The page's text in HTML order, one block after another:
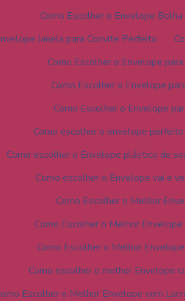
Como Escolher o Envelope
Janela para Convite Perfeito
Como Escolher o Envelope
Como Escolher o Envelope
Como Escolher o Envelope
Como escolher o envelope
Como escolher o Envelope plástico de
Como escolher o Envelope vai e
Como Escolher o Melhor
Como Escolher o Melhor
Como Escolher o Melhor
Como escolher o melhor Envelope
Escolher o Melhor Envelope com